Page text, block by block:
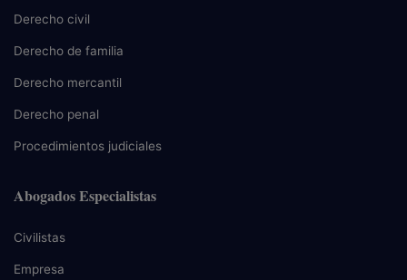
Derecho civil
Derecho de familia
Derecho mercantil
Derecho penal
Procedimientos judiciales
Abogados Especialistas
Civilistas
Empresa